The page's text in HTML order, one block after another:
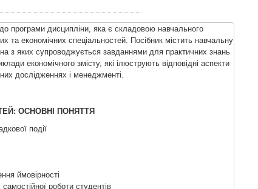
програми дисципліни, яка є складовою навчального
та економічних спеціальностей. Посібник містить навчальну
з яких супроводжується завданнями для практичних знань
економічного змісту, які ілюструють відповідні аспекти
дослідженнях і менеджменті.
ОСНОВНІ ПОНЯТТЯ
події
ймовірності
роботи студентів